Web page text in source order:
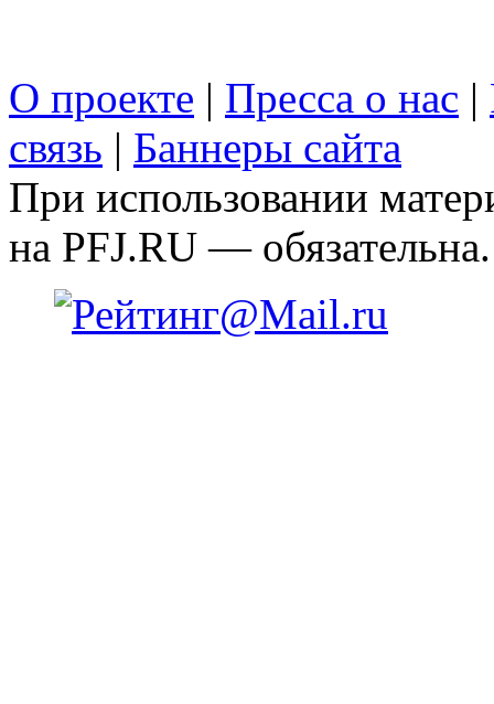
О проекте | Пресса о нас |
связь | Баннеры сайта
При использовании
на PFJ.RU — обязательна.